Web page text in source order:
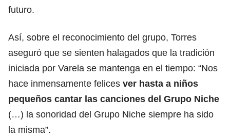
futuro.
Así, sobre el reconocimiento del grupo, Torres
aseguró que se sienten halagados que la tradición
iniciada por Varela se mantenga en el tiempo: “Nos
hace inmensamente felices ver hasta a niños
pequeños cantar las canciones del Grupo Niche
(…) la sonoridad del Grupo Niche siempre ha sido
la misma”.